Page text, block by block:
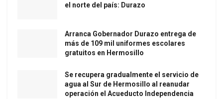
el norte del país: Durazo
Arranca Gobernador Durazo entrega de
más de 109 mil uniformes escolares
gratuitos en Hermosillo
Se recupera gradualmente el servicio de
agua al Sur de Hermosillo al reanudar
operación el Acueducto Independencia